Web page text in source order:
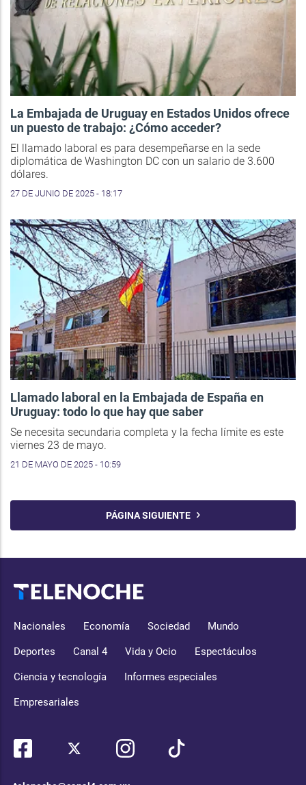
La Embajada de Uruguay en Estados Unidos ofrece
un puesto de trabajo: ¿Cómo acceder?
El llamado laboral es para desempeñarse en la sede
diplomática de Washington DC con un salario de 3.600
dólares.
27 DE JUNIO DE 2025 - 18:17
Llamado laboral en la Embajada de España en
Uruguay: todo lo que hay que saber
Se necesita secundaria completa y la fecha límite es este
viernes 23 de mayo.
21 DE MAYO DE 2025 - 10:59
PÁGINA SIGUIENTE
Nacionales Economía Sociedad Mundo
Deportes Canal 4 Vida y Ocio Espectáculos
Ciencia y tecnología Informes especiales
Empresariales